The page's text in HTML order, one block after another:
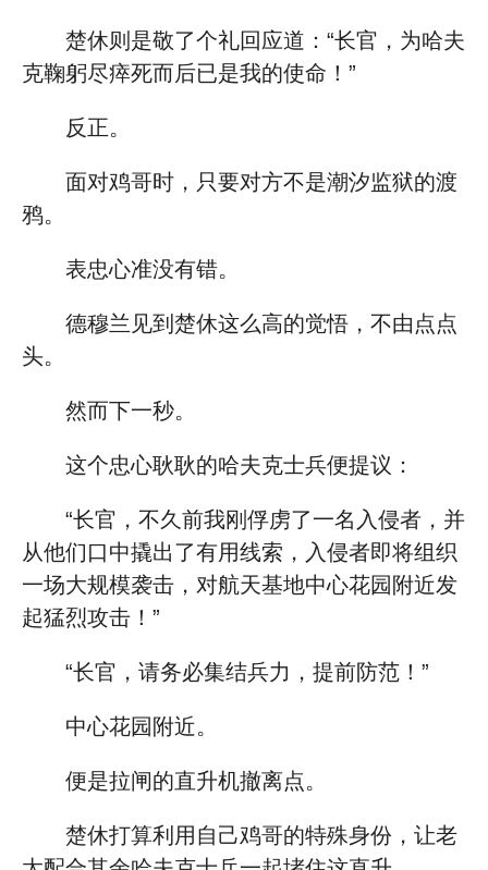
楚休则是敬了个礼回应道：“长官，为哈夫
克鞠躬尽瘁死而后已是我的使命！”
反正。
面对鸡哥时，只要对方不是潮汐监狱的渡
鸦。
表忠心准没有错。
德穆兰见到楚休这么高的觉悟，不由点点
头。
然而下一秒。
这个忠心耿耿的哈夫克士兵便提议：
“长官，不久前我刚俘虏了一名入侵者，并
从他们口中撬出了有用线索，入侵者即将组织
一场大规模袭击，对航天基地中心花园附近发
起猛烈攻击！”
“长官，请务必集结兵力，提前防范！”
中心花园附近。
便是拉闸的直升机撤离点。
楚休打算利用自己鸡哥的特殊身份，让老